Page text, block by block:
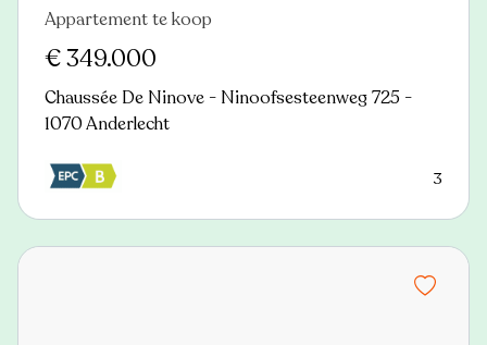
Nieuw
Appartement te koop
€ 349.000
Chaussée De Ninove - Ninoofsesteenweg 725 -
1070 Anderlecht
3